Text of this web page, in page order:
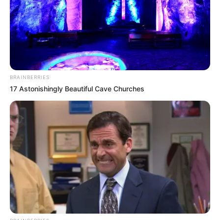
Στη μέση του δρόμου, το αυτοκίνητο της
φωτογραφίας ήταν το μόνο σημάδι του χάους.
Ήταν σαν να είχε γίνει σεισμός. Η εικόνα
προκαλούσε δέος και αμηχανία σε όσους το
αντίκρισαν.
Η εικόνα θύμιζε σκηνή σοβαρού ατυχήματος,
με σημάδια από την πρόσκρουση διάσπαρτα
στον δρόμο.
Λίγα λεπτά αργότερα στην γειτονιά της
Χαλκίδας, βρέθηκε ασθενοφόρο που
μετέφερε τον νεαρό οδηγό στο νοσοκομείο
της πόλης.
BRAINBERRIES
17 Astonishingly Beautiful Cave Churches